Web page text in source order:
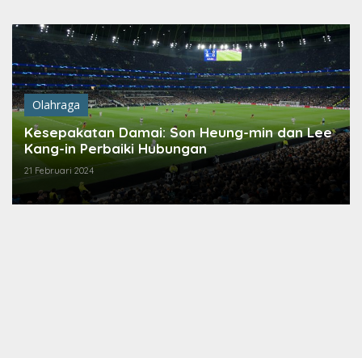
konten
Olahraga
Kesepakatan Damai: Son Heung-min dan Lee
Kang-in Perbaiki Hubungan
21 Februari 2024